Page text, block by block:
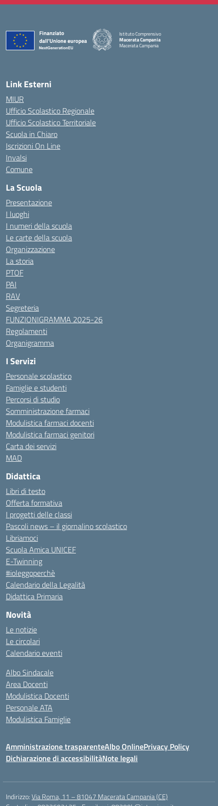
Istituto Comprensivo
Macerata Campania
Macerata Campania
— Visita la pagina iniziale della scuola
Link Esterni
MIUR
Ufficio Scolastico Regionale
Ufficio Scolastico Territoriale
Scuola in Chiaro
Iscrizioni On Line
Invalsi
Comune
La Scuola
Presentazione
I luoghi
I numeri della scuola
Le carte della scuola
Organizzazione
La storia
PTOF
PAI
RAV
Segreteria
FUNZIONIGRAMMA 2025-26
Regolamenti
Organigramma
I Servizi
Personale scolastico
Famiglie e studenti
Percorsi di studio
Somministrazione farmaci
Modulistica farmaci docenti
Modulistica farmaci genitori
Carta dei servizi
MAD
Didattica
Libri di testo
Offerta formativa
I progetti delle classi
Pascoli news – il giornalino scolastico
Libriamoci
Scuola Amica UNICEF
E-Twinning
#ioleggoperchè
Calendario della Legalità
Didattica Primaria
Novità
Le notizie
Le circolari
Calendario eventi
Albo Sindacale
Area Docenti
Modulistica Docenti
Personale ATA
Modulistica Famiglie
Amministrazione trasparenteAlbo OnlinePrivacy Policy
Dichiarazione di accessibilitàNote legali
Indirizzo:Via Roma, 11 – 81047 Macerata Campania (CE)